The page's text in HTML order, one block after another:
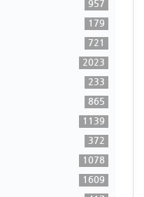
957
179
721
2023
233
865
1139
372
1078
1609